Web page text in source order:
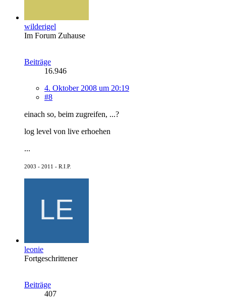
wilderigel
Im Forum Zuhause
Beiträge
16.946
4. Oktober 2008 um 20:19
#8
einach so, beim zugreifen, ...?
log level von live erhoehen
...
2003 - 2011 - R.I.P.
leonie
Fortgeschrittener
Beiträge
407